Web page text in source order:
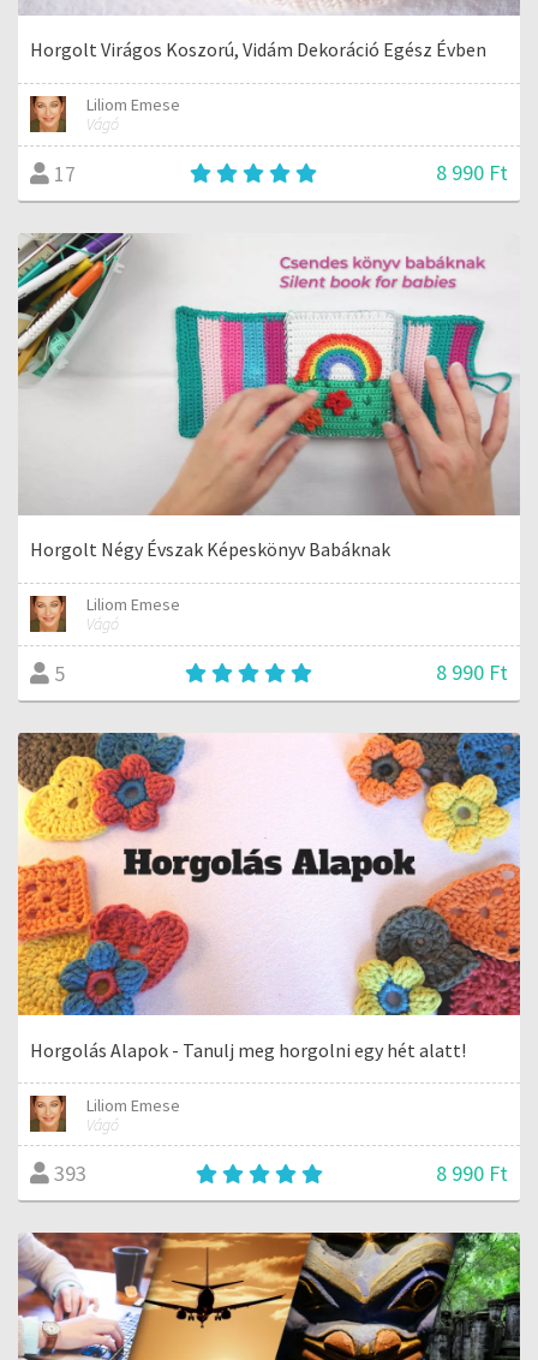
Horgolt Virágos Koszorú, Vidám Dekoráció Egész Évben
Liliom Emese
Vágó
17 8 990 Ft
Horgolt Négy Évszak Képeskönyv Babáknak
Liliom Emese
Vágó
5 8 990 Ft
Horgolás Alapok - Tanulj meg horgolni egy hét alatt!
Liliom Emese
Vágó
393 8 990 Ft